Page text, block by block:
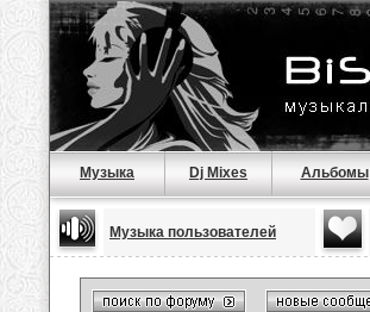
Музыка Dj Mixes Альбомы
Музыка пользователей